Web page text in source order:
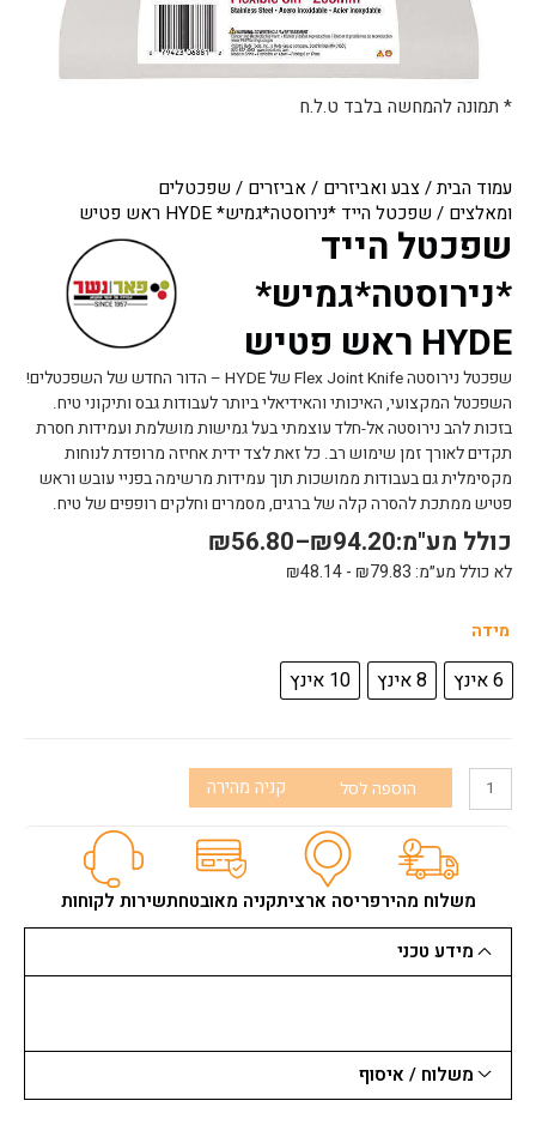
עמוד הבית/צבע ואביזרים / אביזרים / שפכטלים
ומאלצים / שפכטל הייד *נירוסטה*גמיש* HYDE ראש פטיש
שפכטל הייד
*נירוסטה*גמיש*
HYDE ראש פטיש
שפכטל נירוסטה Flex Joint Knife של HYDE – הדור החדש של השפכטלים!
השפכטל המקצועי, האיכותי והאידיאלי ביותר לעבודות גבס ותיקוני טיח.
בזכות להב נירוסטה אל-חלד עוצמתי בעל גמישות מושלמת ועמידות חסרת
תקדים לאורך זמן שימוש רב. כל זאת לצד ידית אחיזה מרופדת לנוחות
מקסימלית גם בעבודות ממושכות תוך עמידות מרשימה בפניי עובש וראש
פטיש ממתכת להסרה קלה של ברגים, מסמרים וחלקים רופפים של טיח.
₪56.80–₪94.20כולל מע"מ:
לא כולל מע״מ: ₪79.83
-
₪48.14
מידה
6 אינץ 8 אינץ 10 אינץ
כמות
שפכטל
הייד
ראש
פטיש
הוספה לסל קניה מהירה
משלוח מהירפריסה ארציתקניה מאובטחתשירות לקוחות
מידע טכני
משלוח / איסוף
* תמונה להמחשה בלבד ט.ל.ח